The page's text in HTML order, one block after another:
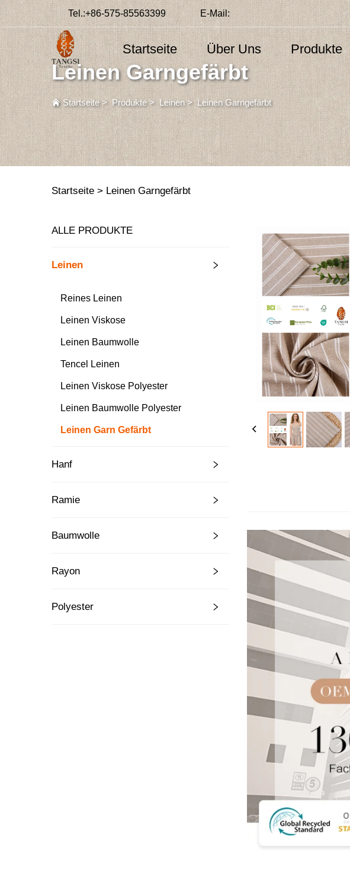
Tel.:+86-575-85563399 E-Mail:
Startseite Über Uns Produkte
Leinen Garngefärbt
Startseite> Produkte>Leinen>Leinen Garngefärbt
Startseite > Leinen Garngefärbt
ALLE PRODUKTE
Leinen
Reines Leinen
Leinen Viskose
Leinen Baumwolle
Tencel Leinen
Leinen Viskose Polyester
Leinen Baumwolle Polyester
Leinen Garn Gefärbt
Hanf
Ramie
Baumwolle
Rayon
Polyester